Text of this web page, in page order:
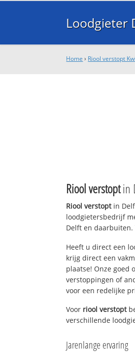
Loodgieter
Home › Riool verstopt
Riool verstoptin
Riool verstoptin
loodgietersbedrijf
Delft en
Heeft u direct een
krijg direct een
plaatse! Onze goed
verstoppingen of
voor een redelijke
Voor riool verstopt
verschillende
Jarenlange ervaring